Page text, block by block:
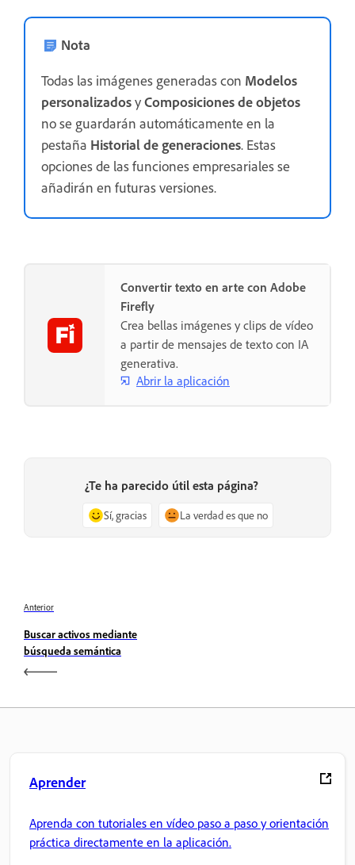
Nota
Todas las imágenes generadas con Modelos
personalizadosyComposiciones de objetos
no se guardarán automáticamente en la
pestaña Historial de generaciones. Estas
opciones de las funciones empresariales se
añadirán en futuras versiones.
Convertir texto en arte con Adobe
Firefly
Crea bellas imágenes y clips de vídeo
a partir de mensajes de texto con IA
generativa.
Abrir la aplicación
¿Te ha parecido útil esta página?
Sí, gracias La verdad es que no
Anterior
Buscar activos mediante
búsqueda semántica
Aprender
Aprenda con tutoriales en vídeo paso a paso y orientación
práctica directamente en la aplicación.